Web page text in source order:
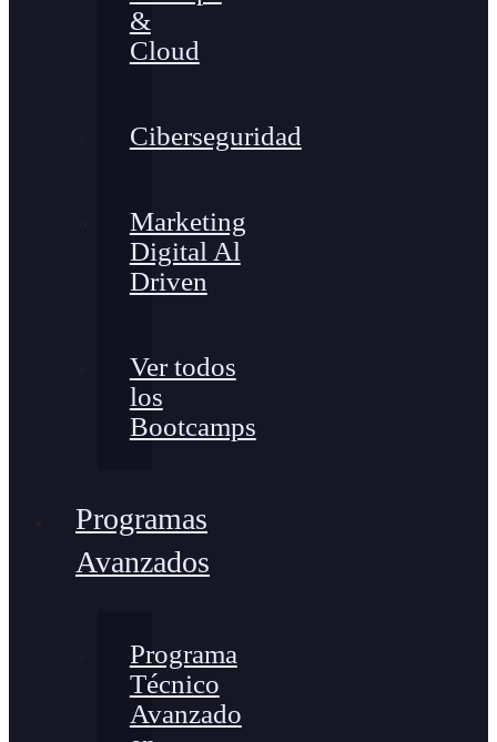
&
Cloud
Ciberseguridad
Marketing
Digital Al
Driven
Ver todos
los
Bootcamps
Programas
Avanzados
Programa
Técnico
Avanzado